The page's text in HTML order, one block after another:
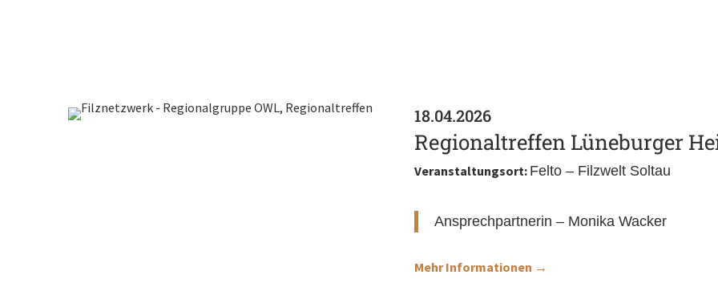
18.04.2026
Regionaltreffen Lüneburger
Veranstaltungsort: Felto – Filzwelt Soltau
Ansprechpartnerin – Monika Wacker
Mehr Informationen →